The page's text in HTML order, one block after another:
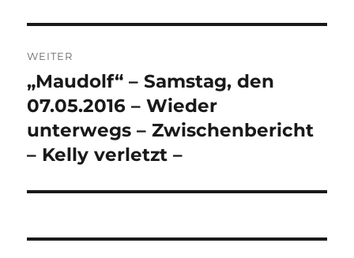
WEITER
Nächster
Beitrag:
„Maudolf“ – Samstag, den
07.05.2016 – Wieder
unterwegs – Zwischenbericht
– Kelly verletzt –